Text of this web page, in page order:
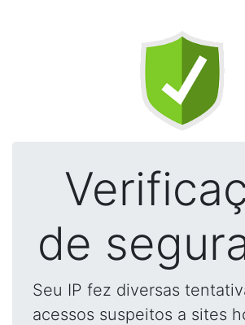
de
Seu IP fez diversas
acessos suspeitos a sites